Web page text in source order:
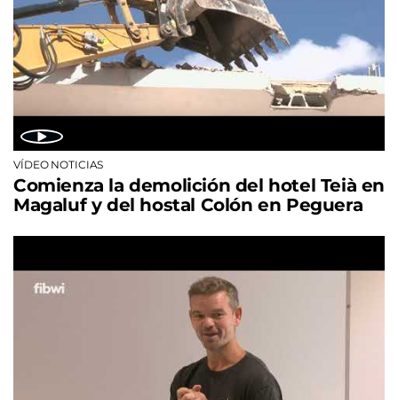
VÍDEO NOTICIAS
Comienza la demolición del hotel Teià en
Magaluf y del hostal Colón en Peguera